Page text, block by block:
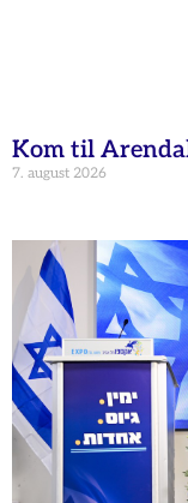
Kom til
7. august 2026